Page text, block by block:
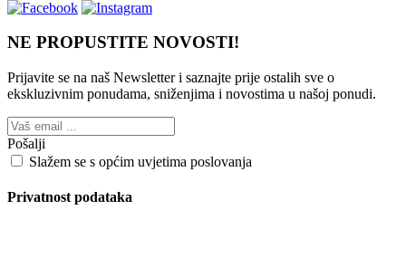
NE PROPUSTITE NOVOSTI!
Prijavite se na naš Newsletter i saznajte prije ostalih sve o
ekskluzivnim ponudama, sniženjima i novostima u našoj ponudi.
Pošalji
Slažem se s općim uvjetima poslovanja
Privatnost podataka